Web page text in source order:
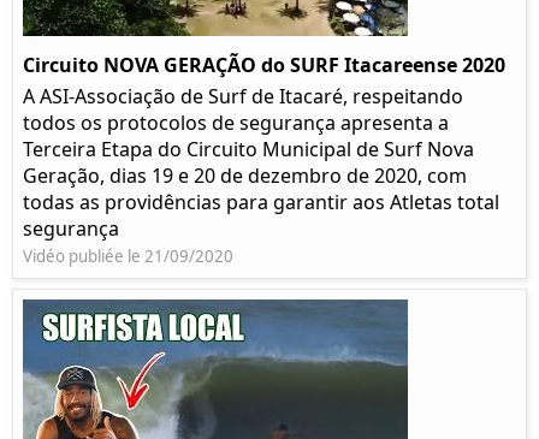
Circuito NOVA GERAÇÃO do SURF Itacareense 2020
A ASI-Associação de Surf de Itacaré, respeitando
todos os protocolos de segurança apresenta a
Terceira Etapa do Circuito Municipal de Surf Nova
Geração, dias 19 e 20 de dezembro de 2020, com
todas as providências para garantir aos Atletas total
segurança
Vidéo publiée le 21/09/2020